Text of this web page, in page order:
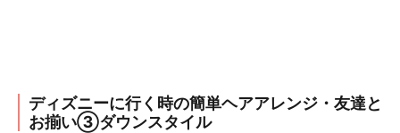
ディズニーに行く時の簡単ヘアアレンジ・友達と
お揃い③ダウンスタイル